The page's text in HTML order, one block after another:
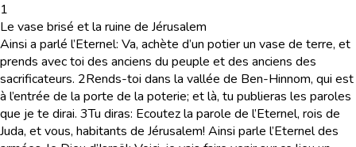
1
Le vase brisé et la ruine de Jérusalem
Ainsi a parlé l’Eternel: Va, achète d’un potier un vase de terre, et
prends avec toi des anciens du peuple et des anciens des
sacrificateurs. 2Rends-toi dans la vallée de Ben-Hinnom, qui est
à l’entrée de la porte de la poterie; et là, tu publieras les paroles
que je te dirai. 3Tu diras: Ecoutez la parole de l’Eternel, rois de
Juda, et vous, habitants de Jérusalem! Ainsi parle l’Eternel des